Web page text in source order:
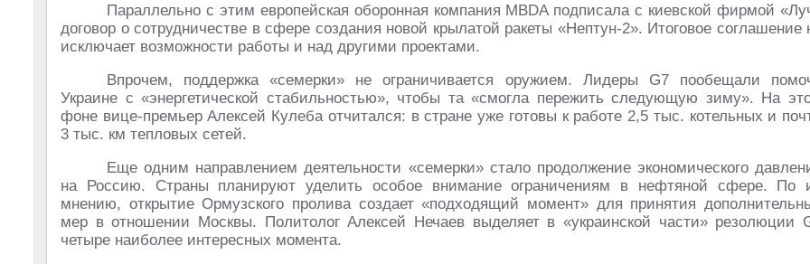
Параллельно с этим европейская оборонная компания MBDA подписала с киевской фирмой
договор о сотрудничестве в сфере создания новой крылатой ракеты «Нептун-2». Итоговое соглашение
исключает возможности работы и над другими проектами.
Впрочем, поддержка «семерки» не ограничивается оружием. Лидеры G7 пообещали
Украине с «энергетической стабильностью», чтобы та «смогла пережить следующую зиму». На
фоне вице-премьер Алексей Кулеба отчитался: в стране уже готовы к работе 2,5 тыс. котельных и
3 тыс. км тепловых сетей.
Еще одним направлением деятельности «семерки» стало продолжение экономического
на Россию. Страны планируют уделить особое внимание ограничениям в нефтяной сфере. По
мнению, открытие Ормузского пролива создает «подходящий момент» для принятия
мер в отношении Москвы. Политолог Алексей Нечаев выделяет в «украинской части» резолюции
четыре наиболее интересных момента.